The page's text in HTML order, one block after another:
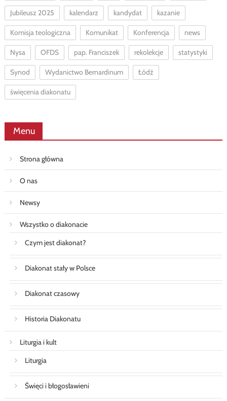
Jubileusz 2025 kalendarz kandydat kazanie
Komisja teologiczna Komunikat Konferencja news
Nysa OFDS pap. Franciszek rekolekcje statystyki
Synod Wydanictwo Bernardinum Łódź
święcenia diakonatu
Menu
Strona główna
O nas
Newsy
Wszystko o diakonacie
Czym jest diakonat?
Diakonat stały w Polsce
Diakonat czasowy
Historia Diakonatu
Liturgia i kult
Liturgia
Święci i błogosławieni